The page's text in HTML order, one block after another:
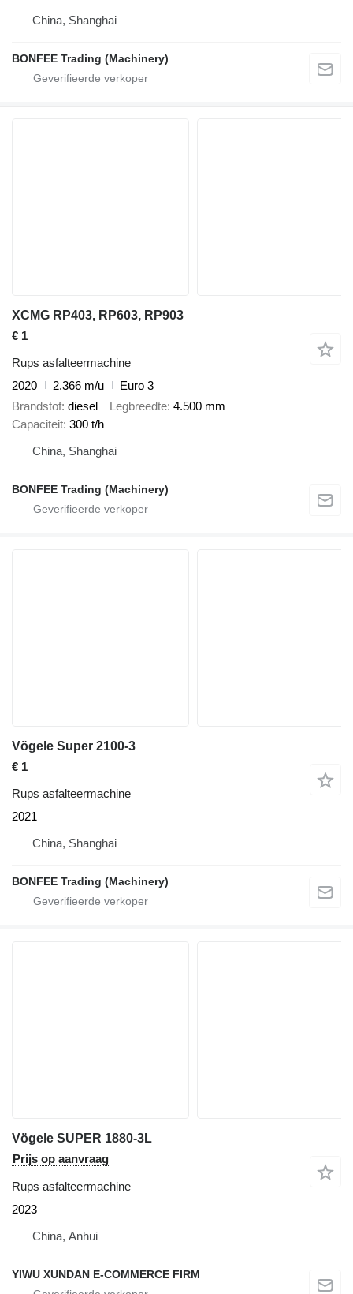
China, Shanghai
BONFEE Trading (Machinery)
XCMG RP403, RP603, RP903
€ 1
Rups asfalteermachine
2020
2.366 m/u
Euro 3
Brandstof diesel Legbreedte 4.500 mm
Capaciteit 300 t/h
China, Shanghai
BONFEE Trading (Machinery)
Vögele Super 2100-3
€ 1
Rups asfalteermachine
2021
China, Shanghai
BONFEE Trading (Machinery)
Vögele SUPER 1880-3L
Prijs op aanvraag
Rups asfalteermachine
2023
China, Anhui
YIWU XUNDAN E-COMMERCE FIRM